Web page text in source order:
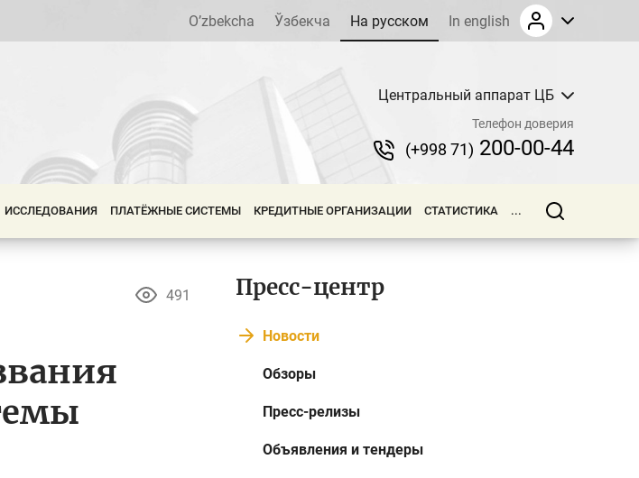
O’zbekcha Ўзбекча На русском In english
Центральный аппарат ЦБ
Телефон доверия
(+998 71) 200-00-44
ИССЛЕДОВАНИЯ ПЛАТЁЖНЫЕ СИСТЕМЫ КРЕДИТНЫЕ ОРГАНИЗАЦИИ СТАТИСТИКА ...
491 Пресс-центр
Новости
Обзоры
Пресс-релизы
Объявления и тендеры